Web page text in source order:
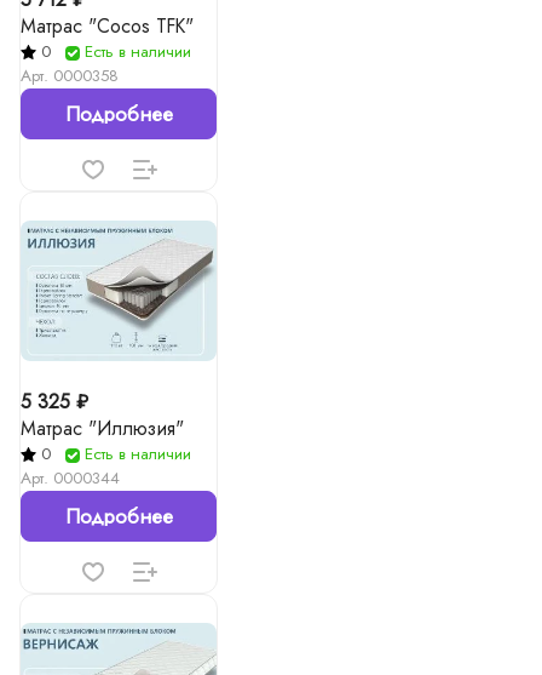
Матрас "Cocos TFK"
0
Есть в наличии
Арт. 0000358
Подробнее
5 325 ₽
Матрас "Иллюзия"
0
Есть в наличии
Арт. 0000344
Подробнее